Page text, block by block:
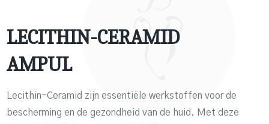
LECITHIN-CERAMID
AMPUL
Lecithin-Ceramid zijn essentiële werkstoffen voor de
bescherming en de gezondheid van de huid. Met deze